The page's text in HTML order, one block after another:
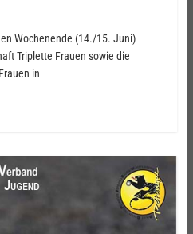
Wochenende (14./15. Juni)
Triplette Frauen sowie die
in